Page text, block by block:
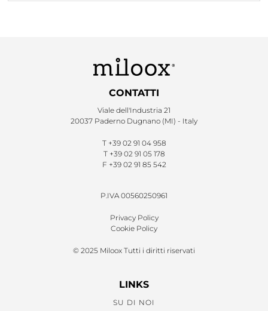
CONTATTI
Viale dell'Industria 21
20037 Paderno Dugnano (MI) - Italy
T +39 02 91 04 958
T +39 02 91 05 178
F +39 02 91 85 542
P.IVA 00560250961
Privacy Policy
Cookie Policy
© 2025 Miloox Tutti i diritti riservati
LINKS
SU DI NOI